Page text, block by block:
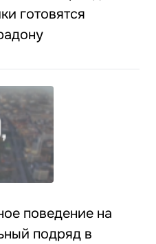
готовятся
поведение на
подряд в